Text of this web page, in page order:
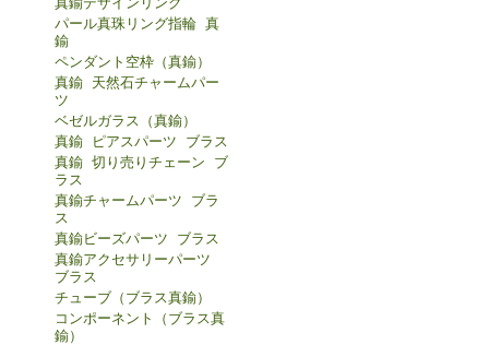
パール真珠リング指輪 真
鍮
ペンダント空枠（真鍮）
真鍮 天然石チャームパー
ツ
ベゼルガラス（真鍮）
真鍮 ピアスパーツ ブラス
真鍮 切り売りチェーン ブ
ラス
真鍮チャームパーツ ブラ
ス
真鍮ビーズパーツ ブラス
真鍮アクセサリーパーツ
ブラス
チューブ（ブラス真鍮）
コンポーネント（ブラス真
鍮）